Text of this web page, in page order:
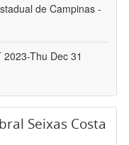
de Campinas -
Thu Dec 31
Seixas Costa